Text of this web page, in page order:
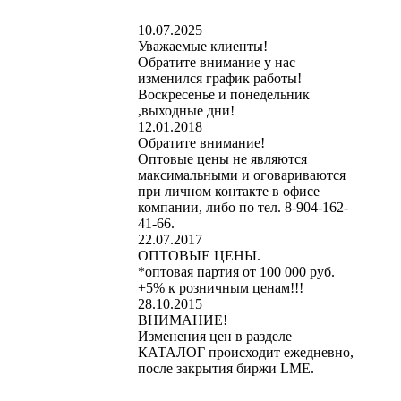
10.07.2025
Уважаемые клиенты!
Обратите внимание у нас
изменился график работы!
Воскресенье и понедельник
,выходные дни!
12.01.2018
Обратите внимание!
Оптовые цены не являются
максимальными и оговариваются
при личном контакте в офисе
компании, либо по тел. 8-904-162-
41-66.
22.07.2017
ОПТОВЫЕ ЦЕНЫ.
*оптовая партия от 100 000 руб.
+5% к розничным ценам!!!
28.10.2015
ВНИМАНИЕ!
Изменения цен в разделе
КАТАЛОГ происходит ежедневно,
после закрытия биржи LME.